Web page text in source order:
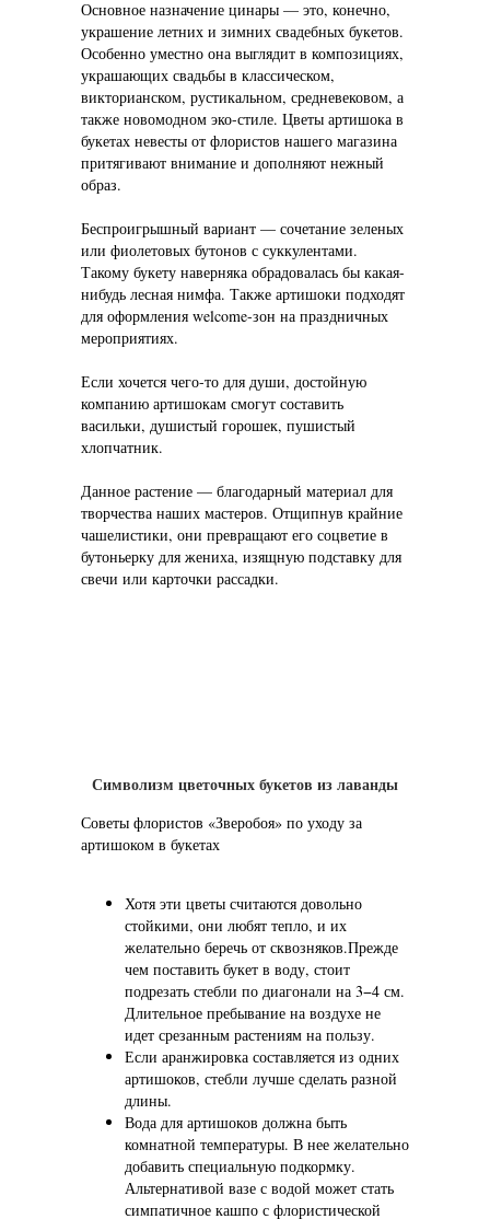
Основное назначение цинары — это, конечно,
украшение летних и зимних свадебных букетов.
Особенно уместно она выглядит в композициях,
украшающих свадьбы в классическом,
викторианском, рустикальном, средневековом, а
также новомодном эко-стиле. Цветы артишока в
букетах невесты от флористов нашего магазина
притягивают внимание и дополняют нежный
образ.
Беспроигрышный вариант — сочетание зеленых
или фиолетовых бутонов с суккулентами.
Такому букету наверняка обрадовалась бы какая-
нибудь лесная нимфа. Также артишоки подходят
для оформления welcome-зон на праздничных
мероприятиях.
Если хочется чего-то для души, достойную
компанию артишокам смогут составить
васильки, душистый горошек, пушистый
хлопчатник.
Данное растение — благодарный материал для
творчества наших мастеров. Отщипнув крайние
чашелистики, они превращают его соцветие в
бутоньерку для жениха, изящную подставку для
свечи или карточки рассадки.
Символизм цветочных букетов из лаванды
Советы флористов «Зверобоя» по уходу за
артишоком в букетах
Хотя эти цветы считаются довольно
стойкими, они любят тепло, и их
желательно беречь от сквозняков.Прежде
чем поставить букет в воду, стоит
подрезать стебли по диагонали на 3−4 см.
Длительное пребывание на воздухе не
идет срезанным растениям на пользу.
Если аранжировка составляется из одних
артишоков, стебли лучше сделать разной
длины.
Вода для артишоков должна быть
комнатной температуры. В нее желательно
добавить специальную подкормку.
Альтернативой вазе с водой может стать
симпатичное кашпо с флористической